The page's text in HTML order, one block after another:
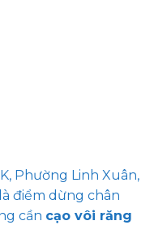
Phường Linh Xuân,
điểm dừng chân
cần cạo vôi răng